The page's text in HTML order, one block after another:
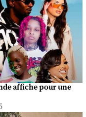
affiche pour une